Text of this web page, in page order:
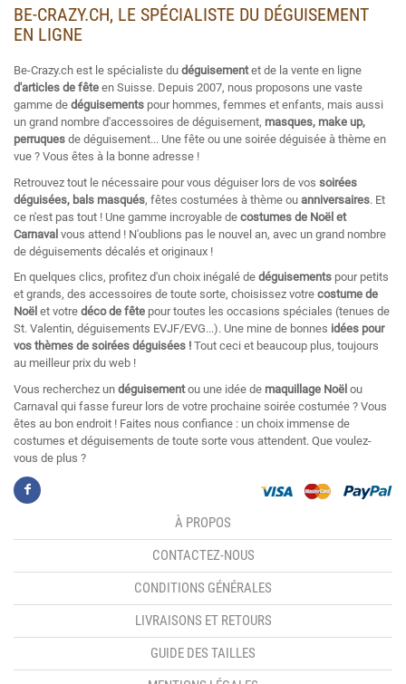
BE-CRAZY.CH, LE SPÉCIALISTE DU DÉGUISEMENT
EN LIGNE
Be-Crazy.ch est le spécialiste du déguisementet de la vente en ligne
d'articles de fête en Suisse. Depuis 2007, nous proposons une vaste
gamme de déguisements pour hommes, femmes et enfants, mais aussi
un grand nombre d'accessoires de déguisement, masques, make up,
perruques de déguisement... Une fête ou une soirée déguisée à thème en
vue ? Vous êtes à la bonne adresse !
Retrouvez tout le nécessaire pour vous déguiser lors de vos soirées
déguisées, bals masqués, fêtes costumées à thème ou anniversaires. Et
ce n'est pas tout ! Une gamme incroyable de costumes de Noël et
Carnaval vous attend ! N'oublions pas le nouvel an, avec un grand nombre
de déguisements décalés et originaux !
En quelques clics, profitez d'un choix inégalé de déguisements pour petits
et grands, des accessoires de toute sorte, choisissez votre costume de
Noël et votre déco de fête pour toutes les occasions spéciales (tenues de
St. Valentin, déguisements EVJF/EVG...). Une mine de bonnes idées pour
vos thèmes de soirées déguisées ! Tout ceci et beaucoup plus, toujours
au meilleur prix du web !
Vous recherchez un déguisementou une idée de maquillage Noël ou
Carnaval qui fasse fureur lors de votre prochaine soirée costumée ? Vous
êtes au bon endroit ! Faites nous confiance : un choix immense de
costumes et déguisements de toute sorte vous attendent. Que voulez-
vous de plus ?
À PROPOS
CONTACTEZ-NOUS
CONDITIONS GÉNÉRALES
LIVRAISONS ET RETOURS
GUIDE DES TAILLES